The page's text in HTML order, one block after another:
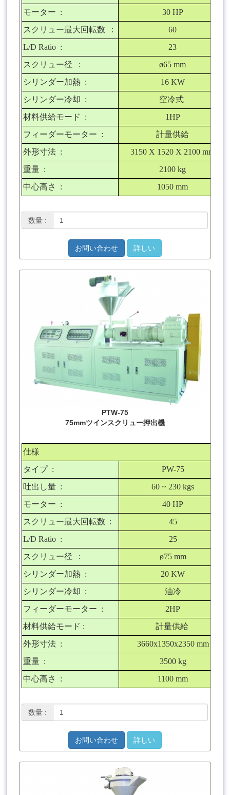
モーター :
30 HP
スクリュー最大回転数
:
60
L/D Ratio :
23
スクリュー径
:
ø65 mm
シリンダー加熱 :
16 KW
シリンダー冷却 :
空冷式
材料供給モード
:
1HP
フィーダーモーター :
計量供給
外形寸法 :
3150 X 1520 X 2100 mm
重量 :
2100 kg
中心高さ
: 1050 mm
数量 :
お問い合わせ 詳しい
PTW-75
75mmツインスクリュー押出機
仕様
タイプ :
PW-75
吐出し量 :
60 ~ 230 kgs
モーター :
40 HP
スクリュー最大回転数 :
45
L/D Ratio :
25
スクリュー径
:
ø75 mm
シリンダー加熱 :
20 KW
シリンダー冷却 :
油冷
フィーダーモーター :
2HP
材料供給モード :
計量供給
外形寸法 :
3660x1350x2350 mm
重量 :
3500 kg
中心高さ
: 1100 mm
数量 :
お問い合わせ 詳しい